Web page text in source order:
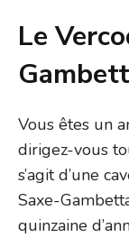
Le
Vous êtes un
dirigez-vous
s’agit d’une
Saxe-
quinzaine